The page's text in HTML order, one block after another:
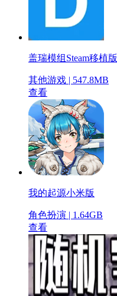
盖瑞模组Steam移植版
其他游戏 | 547.8MB
查看
我的起源小米版
角色扮演 | 1.64GB
查看